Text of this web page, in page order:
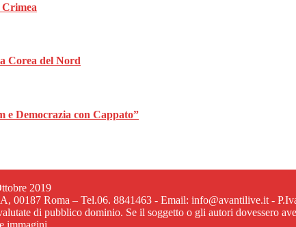
Corea del Nord
e Democrazia con Cappato”
2019
00187 Roma – Tel.06. 8841463 - Email: info@avantilive.it -
di pubblico dominio. Se il soggetto o gli autori dovessero
immagini.